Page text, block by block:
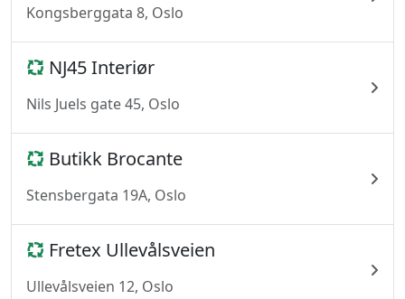
Kongsberggata 8, Oslo
NJ45 Interiør
Nils Juels gate 45, Oslo
Butikk Brocante
Stensbergata 19A, Oslo
Fretex Ullevålsveien
Ullevålsveien 12, Oslo